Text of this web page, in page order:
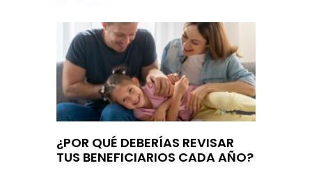
¿POR QUÉ DEBERÍAS REVISAR
TUS BENEFICIARIOS CADA AÑO?